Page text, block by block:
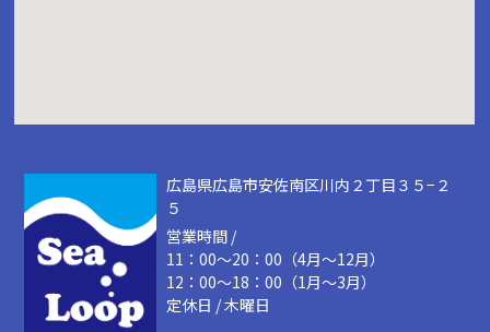
広島県広島市安佐南区川内２丁目３５−２
５
営業時間 /
11：00～20：00（4月～12月）
12：00～18：00（1月～3月）
定休日 / 木曜日